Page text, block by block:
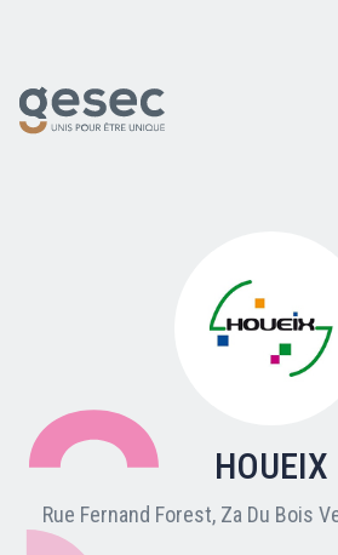
Nos adhérents
Carte du réseau
HOUEIX
Rue Fernand Forest, Za Du Bois